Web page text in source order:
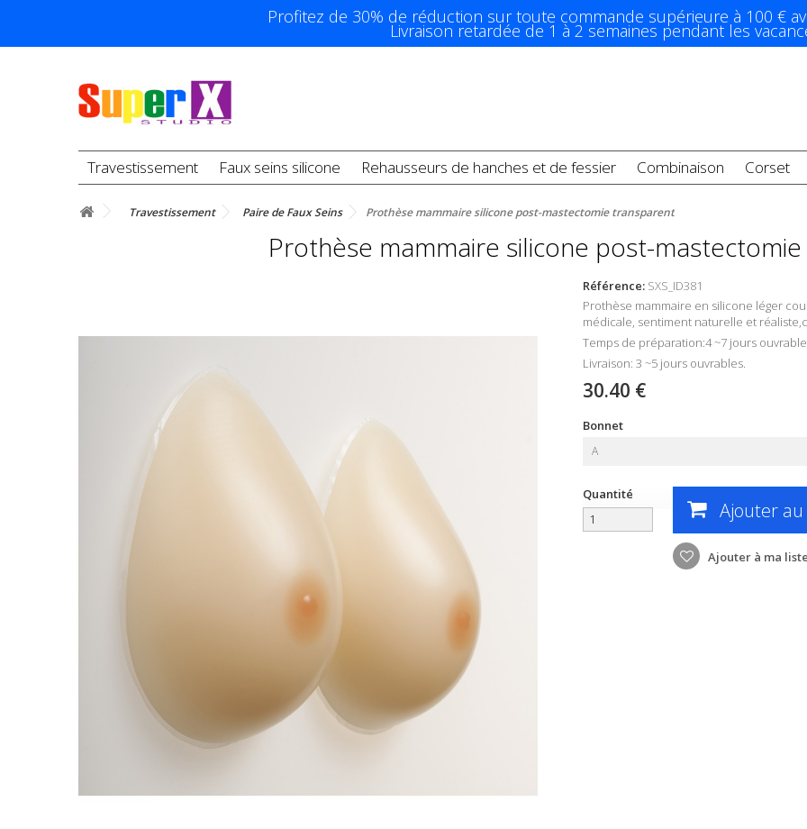
Profitez de 30% de réduction sur toute commande supérieure à 100 €
Livraison retardée de 1 à 2 semaines pendant les
Travestissement Faux seins silicone Rehausseurs de hanches et de fessier Combinaison Corset
Travestissement Paire de Faux Seins Prothèse mammaire silicone post-mastectomie transparent
Prothèse mammaire silicone post-
Référence: SXS_ID381
Prothèse mammaire en silicone léger
médicale, sentiment naturelle et
Temps de préparation:4 ~7 jours
Livraison: 3 ~5 jours ouvrables.
30.40 €
Bonnet
A
Quantité
Ajouter
Ajouter à ma